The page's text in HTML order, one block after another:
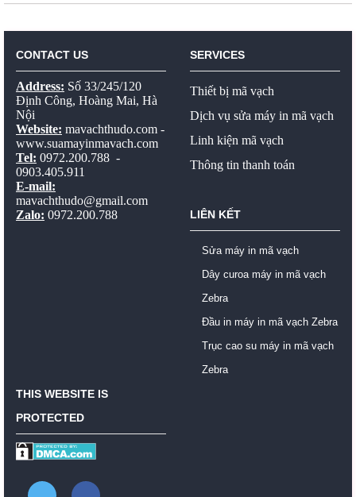
CONTACT US
Address: Số 33/245/120
Định Công, Hoàng Mai, Hà
Nội
Website: mavachthudo.com -
www.suamayinmavach.com
Tel: 0972.200.788 -
0903.405.911
E-mail:
mavachthudo@gmail.com
Zalo: 0972.200.788
SERVICES
Thiết bị mã vạch
Dịch vụ sửa máy in mã vạch
Linh kiện mã vạch
Thông tin thanh toán
LIÊN KẾT
Sửa máy in mã vạch
Dây curoa máy in mã vạch
Zebra
Đầu in máy in mã vạch Zebra
Trục cao su máy in mã vạch
Zebra
THIS WEBSITE IS
PROTECTED